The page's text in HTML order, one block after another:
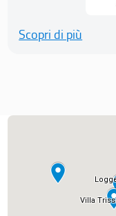
Scopri di più